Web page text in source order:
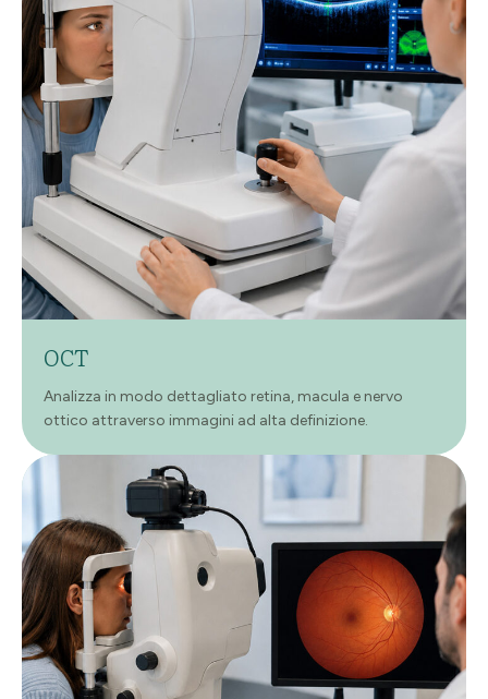
OCT
Analizza in modo dettagliato retina, macula e nervo
ottico attraverso immagini ad alta definizione.